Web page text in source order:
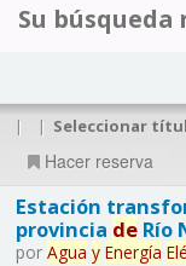
Su
| | Seleccionar
Hacer reserva
Estación
provincia deRío
por Agua y Energía